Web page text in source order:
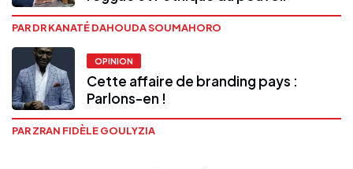
PAR DR KANATÉ DAHOUDA SOUMAHORO
OPINION
Cette affaire de branding pays :
Parlons-en !
PAR ZRAN FIDÈLE GOULYZIA